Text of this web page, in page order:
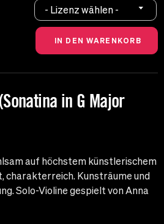
- Lizenz wählen -
in G Major
auf höchstem künstlerischem
charakterreich. Kunsträume und
Solo-Violine gespielt von Anna